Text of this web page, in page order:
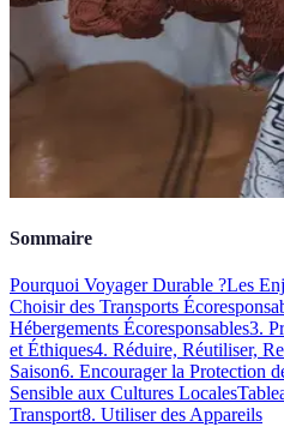
Sommaire
Pourquoi Voyager Durable ?Les
Choisir des Transports
Hébergements Écoresponsables3.
et Éthiques4. Réduire, Réutiliser,
Saison6. Encourager la Protection
Sensible aux Cultures Locales
Transport8. Utiliser des Appareils